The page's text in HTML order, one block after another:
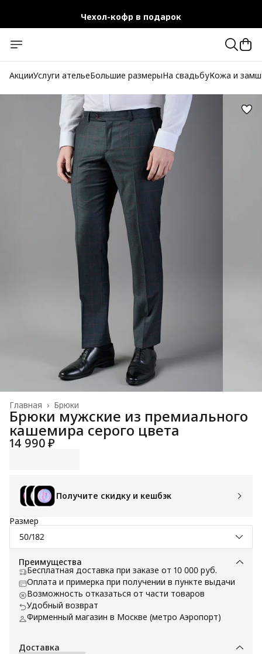
Чехол-кофр в подарок
Бесплатная доставка при заказе от 10 000 руб.
АкцииУслуги ательеБольшие размерыНа свадьбуКожа и
Брюки
Главная ›
Брюки мужские из премиального
кашемира серого цвета
14 990 ₽
Получите скидку и кешбэк
Размер
50/182
Преимущества
Бесплатная доставка при заказе от 10 000 руб.
Оплата и примерка при получении в пункте выдачи
Возможность отказаться от части товаров
Удобный возврат
Фирменный магазин в Москве (метро Аэропорт)
Доставка